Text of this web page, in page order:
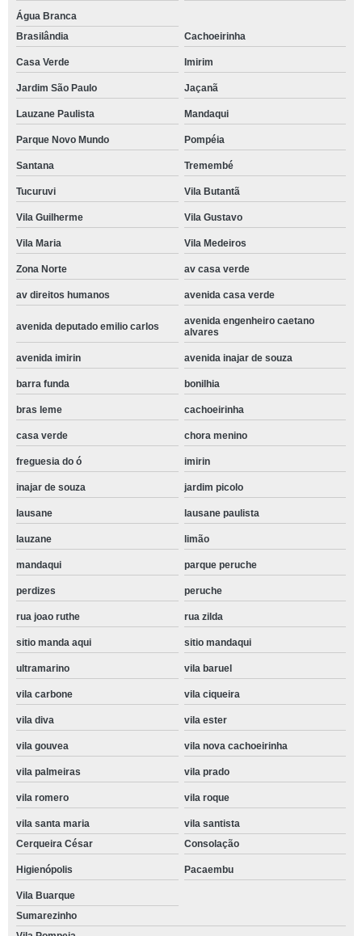
Água Branca
Brasilândia
Cachoeirinha
Casa Verde Imirim
Jardim São Paulo Jaçanã
Lauzane Paulista Mandaqui
Parque Novo Mundo Pompéia
Santana Tremembé
Tucuruvi Vila Butantã
Vila Guilherme Vila Gustavo
Vila Maria Vila Medeiros
Zona Norte av casa verde
av direitos humanos avenida casa verde
avenida deputado emilio carlos
avenida engenheiro caetano
alvares
avenida imirin avenida inajar de souza
barra funda bonilhia
bras leme cachoeirinha
casa verde chora menino
freguesia do ó imirin
inajar de souza jardim picolo
lausane lausane paulista
lauzane limão
mandaqui parque peruche
perdizes peruche
rua joao ruthe rua zilda
sitio manda aqui sitio mandaqui
ultramarino vila baruel
vila carbone vila ciqueira
vila diva vila ester
vila gouvea vila nova cachoeirinha
vila palmeiras vila prado
vila romero vila roque
vila santa maria
vila santista
Cerqueira César
Consolação
Higienópolis Pacaembu
Vila Buarque
Sumarezinho